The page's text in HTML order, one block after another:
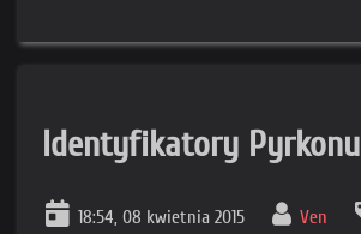
Identyfikatory Pyrkonu
18:54, 08 kwietnia 2015 Ven